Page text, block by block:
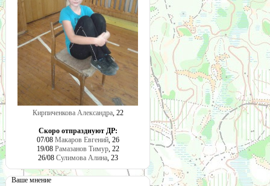
Кирпиченкова Александра, 22
Скоро отпразднуют ДР:
07/08 Макаров Евгений, 26
19/08 Рамазанов Тимур, 22
26/08 Сулимова Алина, 23
Ваше мнение